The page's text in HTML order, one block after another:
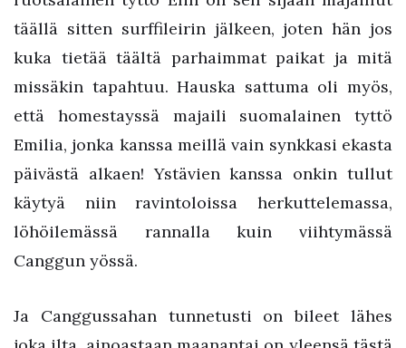
täällä sitten surffileirin jälkeen, joten hän jos
kuka tietää täältä parhaimmat paikat ja mitä
missäkin tapahtuu. Hauska sattuma oli myös,
että homestayssä majaili suomalainen tyttö
Emilia, jonka kanssa meillä vain synkkasi ekasta
päivästä alkaen! Ystävien kanssa onkin tullut
käytyä niin ravintoloissa herkuttelemassa,
löhöilemässä rannalla kuin viihtymässä
Canggun yössä.
Ja Canggussahan tunnetusti on bileet lähes